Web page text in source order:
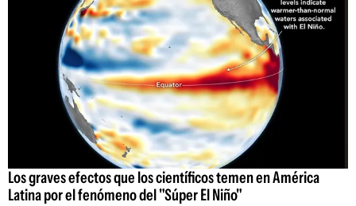
Los graves efectos que los científicos temen en América
Latina por el fenómeno del "Súper El Niño"